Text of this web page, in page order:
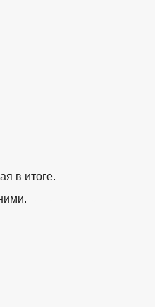
в итоге.